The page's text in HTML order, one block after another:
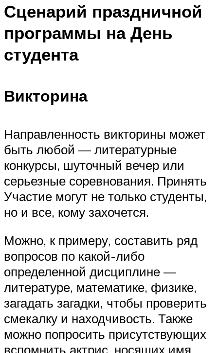
Сценарий праздничной
программы на День
студента
Викторина
Направленность викторины может
быть любой — литературные
конкурсы, шуточный вечер или
серьезные соревнования. Принять
Участие могут не только студенты,
но и все, кому захочется.
Можно, к примеру, составить ряд
вопросов по какой-либо
определенной дисциплине —
литературе, математике, физике,
загадать загадки, чтобы проверить
смекалку и находчивость. Также
можно попросить присутствующих
вспомнить актрис, носящих имя